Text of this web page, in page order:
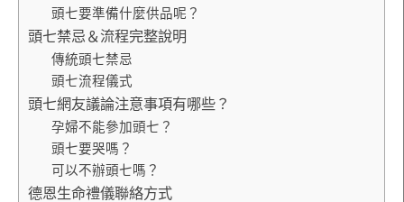
頭七要準備什麼供品呢？
頭七禁忌＆流程完整說明
傳統頭七禁忌
頭七流程儀式
頭七網友議論注意事項有哪些？
孕婦不能參加頭七？
頭七要哭嗎？
可以不辦頭七嗎？
德恩生命禮儀聯絡方式